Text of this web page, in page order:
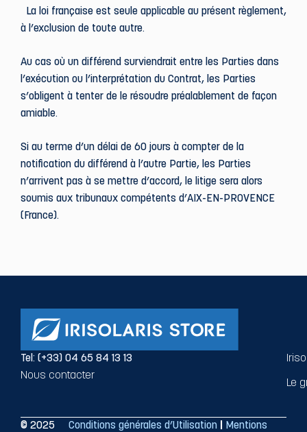
La loi française est seule applicable au présent règlement,
à l’exclusion de toute autre.
Au cas où un différend surviendrait entre les Parties dans
l’exécution ou l’interprétation du Contrat, les Parties
s’obligent à tenter de le résoudre préalablement de façon
amiable.
Si au terme d’un délai de 60 jours à compter de la
notification du différend à l’autre Partie, les Parties
n’arrivent pas à se mettre d’accord, le litige sera alors
soumis aux tribunaux compétents d’AIX-EN-PROVENCE
(France).
Tel: (+33) 04 65 84 13 13
Nous contacter
Le
© 2025
Conditions générales d’Utilisation
Mentions